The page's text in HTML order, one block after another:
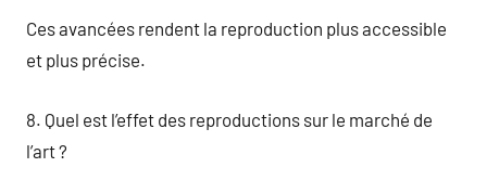
Ces avancées rendent la reproduction plus accessible
et plus précise.
8. Quel est l’effet des reproductions sur le marché de
l’art ?